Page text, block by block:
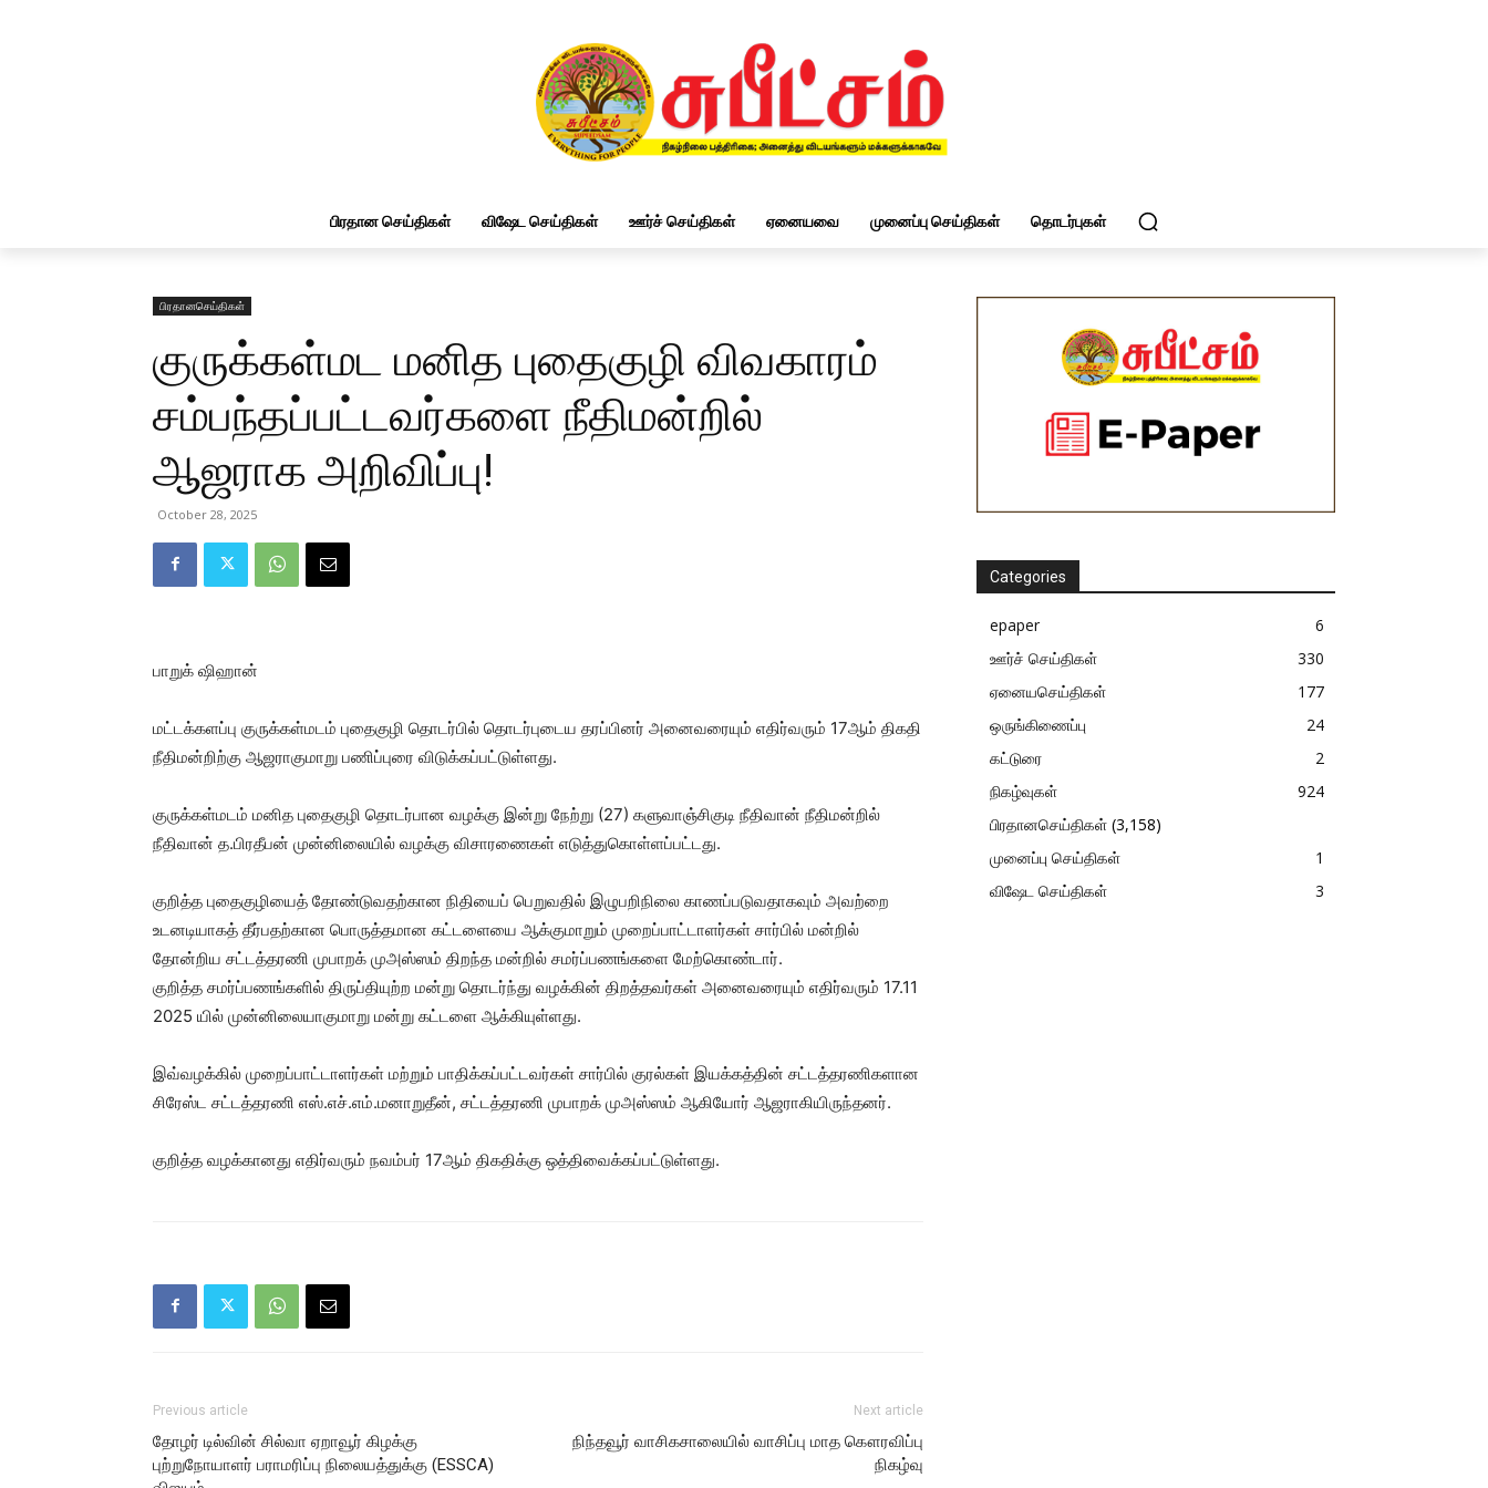
பிரதான செய்திகள் விஷேட செய்திகள் ஊர்ச் செய்திகள் ஏனையவை முனைப்பு செய்திகள் தொடர்புகள்
பிரதானசெய்திகள்
குருக்கள்மட மனித புதைகுழி விவகாரம்
சம்பந்தப்பட்டவர்களை நீதிமன்றில்
ஆஜராக அறிவிப்பு!
October 28, 2025
பாறுக் ஷிஹான்
மட்டக்களப்பு குருக்கள்மடம் புதைகுழி தொடர்பில் தொடர்புடைய தரப்பினர் அனைவரையும் எதிர்வரும் 17ஆம் திகதி
நீதிமன்றிற்கு ஆஜராகுமாறு பணிப்புரை விடுக்கப்பட்டுள்ளது.
குருக்கள்மடம் மனித புதைகுழி தொடர்பான வழக்கு இன்று நேற்று (27) களுவாஞ்சிகுடி நீதிவான் நீதிமன்றில்
நீதிவான் த.பிரதீபன் முன்னிலையில் வழக்கு விசாரணைகள் எடுத்துகொள்ளப்பட்டது.
குறித்த புதைகுழியைத் தோண்டுவதற்கான நிதியைப் பெறுவதில் இழுபறிநிலை காணப்படுவதாகவும் அவற்றை
உடனடியாகத் தீர்பதற்கான பொருத்தமான கட்டளையை ஆக்குமாறும் முறைப்பாட்டாளர்கள் சார்பில் மன்றில்
தோன்றிய சட்டத்தரணி முபாறக் முஅஸ்ஸம் திறந்த மன்றில் சமர்ப்பணங்களை மேற்கொண்டார்.
குறித்த சமர்ப்பணங்களில் திருப்தியுற்ற மன்று தொடர்ந்து வழக்கின் திறத்தவர்கள் அனைவரையும் எதிர்வரும் 17.11
2025 யில் முன்னிலையாகுமாறு மன்று கட்டளை ஆக்கியுள்ளது.
இவ்வழக்கில் முறைப்பாட்டாளர்கள் மற்றும் பாதிக்கப்பட்டவர்கள் சார்பில் குரல்கள் இயக்கத்தின் சட்டத்தரணிகளான
சிரேஸ்ட சட்டத்தரணி எஸ்.எச்.எம்.மனாறுதீன், சட்டத்தரணி முபாறக் முஅஸ்ஸம் ஆகியோர் ஆஜராகியிருந்தனர்.
குறித்த வழக்கானது எதிர்வரும் நவம்பர் 17ஆம் திகதிக்கு ஒத்திவைக்கப்பட்டுள்ளது.
Previous article
தோழர் டில்வின் சில்வா ஏறாவூர் கிழக்கு
புற்றுநோயாளர் பராமரிப்பு நிலையத்துக்கு (ESSCA)
Next article
நிந்தவூர் வாசிகசாலையில் வாசிப்பு மாத கௌரவிப்பு
நிகழ்வு
Categories
epaper
6
ஊர்ச் செய்திகள்
330
ஏனையசெய்திகள்
177
ஒருங்கிணைப்பு
24
கட்டுரை
2
நிகழ்வுகள்
924
பிரதானசெய்திகள் (3,158)
முனைப்பு செய்திகள்
1
விஷேட செய்திகள்
3